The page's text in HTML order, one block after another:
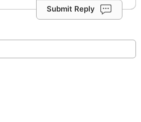
Submit Reply